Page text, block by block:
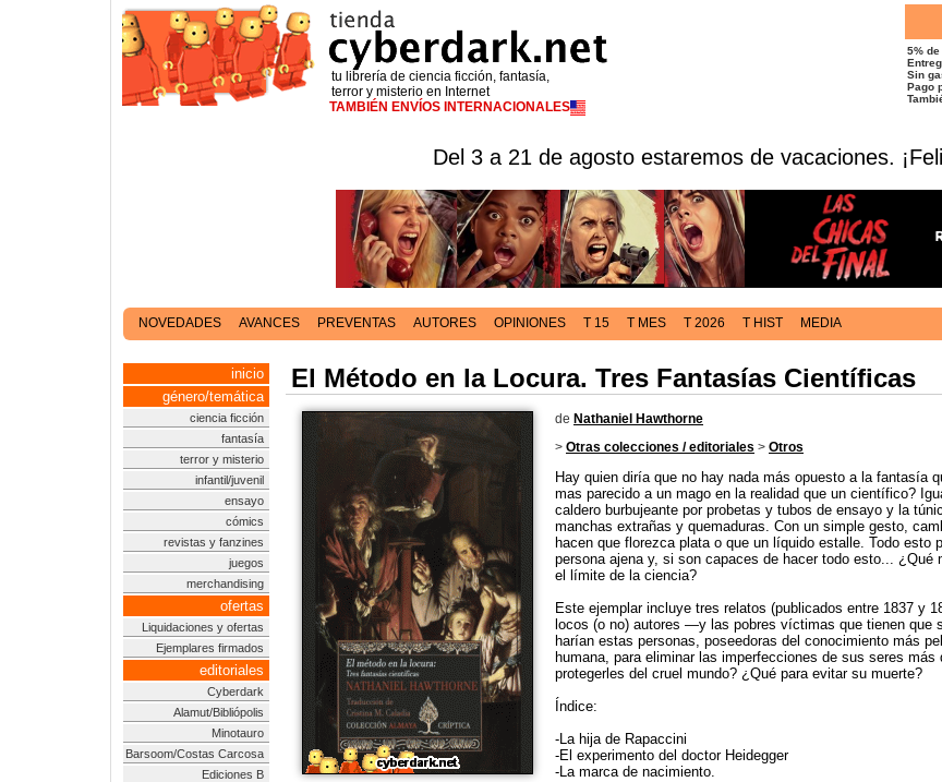
tu librería de ciencia ficción, fantasía,
terror y misterio en Internet
TAMBIÉN ENVÍOS INTERNACIONALES
5%
Sin
Pago
Del 3 a 21 de agosto estaremos de vacaciones.
NOVEDADES AVANCES PREVENTAS AUTORES OPINIONES T 15 T MES T 2026 T HIST MEDIA
inicio
género/temática
ciencia ficción
fantasía
terror y misterio
infantil/juvenil
ensayo
cómics
revistas y fanzines
juegos
merchandising
ofertas
Liquidaciones y ofertas
Ejemplares firmados
editoriales
Cyberdark
Alamut/Bibliópolis
Minotauro
Barsoom/Costas Carcosa
Ediciones B
El Método en la Locura. Tres Fantasías Científicas
de Nathaniel Hawthorne
> Otras colecciones / editoriales > Otros
Hay quien diría que no hay nada más opuesto a la fantasía
mas parecido a un mago en la realidad que un científico?
caldero burbujeante por probetas y tubos de ensayo y la
manchas extrañas y quemaduras. Con un simple gesto,
hacen que florezca plata o que un líquido estalle. Todo esto
persona ajena y, si son capaces de hacer todo esto... ¿Qué
el límite de la ciencia?
Este ejemplar incluye tres relatos (publicados entre 1837 y
locos (o no) autores —y las pobres víctimas que tienen que
harían estas personas, poseedoras del conocimiento más
humana, para eliminar las imperfecciones de sus seres más
protegerles del cruel mundo? ¿Qué para evitar su muerte?
Índice:
-La hija de Rapaccini
-El experimento del doctor Heidegger
-La marca de nacimiento.